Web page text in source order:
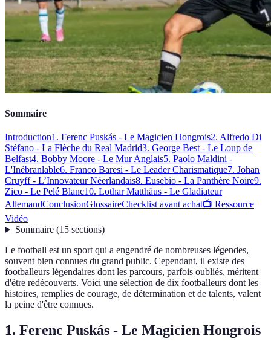
Sommaire
Introduction1. Ferenc Puskás - Le Magicien Hongrois2. Alfredo Di
Stéfano - La Flèche du Real Madrid3. George Best - Le Loup de
Belfast4. Bobby Moore - Le Mur Anglais5. Paolo Maldini -
L'Inébranlable6. Franco Baresi - Le Leader Charismatique7. Johan
Cruyff - L’Innovateur Néerlandais8. Eusebio - La Panthère Noire9.
Zico - Le Pelé Blanc10. Lothar Matthäus - Le Gladiateur
AllemandConclusionGlossaireChecklist avant achat📺 Ressource
Vidéo
Sommaire(15 sections)
Le football est un sport qui a engendré de nombreuses légendes,
souvent bien connues du grand public. Cependant, il existe des
footballeurs légendaires dont les parcours, parfois oubliés, méritent
d'être redécouverts. Voici une sélection de dix footballeurs dont les
histoires, remplies de courage, de détermination et de talents, valent
la peine d'être connues.
1. Ferenc Puskás - Le Magicien Hongrois